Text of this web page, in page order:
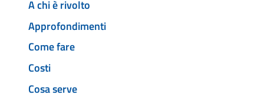
A chi è rivolto
Approfondimenti
Come fare
Costi
Cosa serve